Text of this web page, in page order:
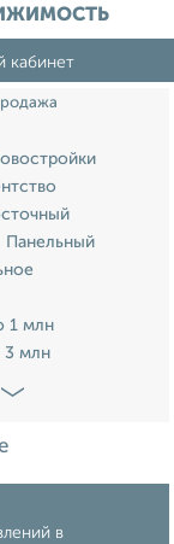
кабинет
Панельный
1 млн
3 млн
в